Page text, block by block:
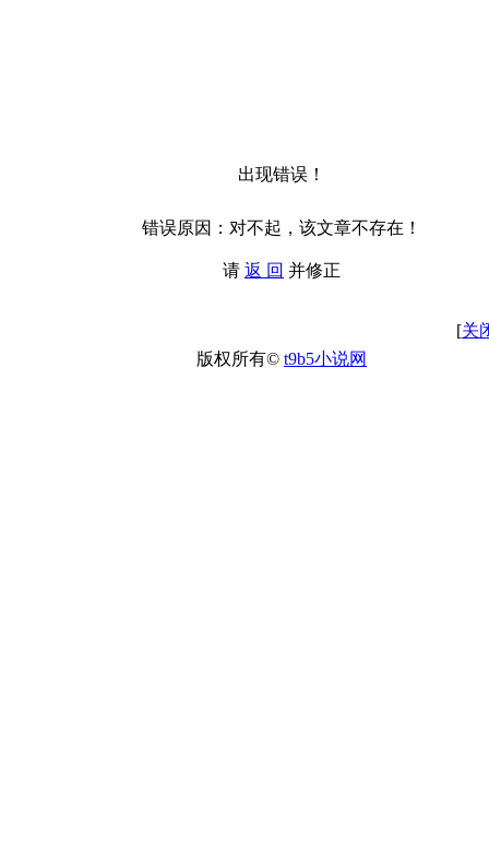
出现错误！
错误原因：对不起，该文章不存在！
请 返 回 并修正
[关
版权所有© t9b5小说网